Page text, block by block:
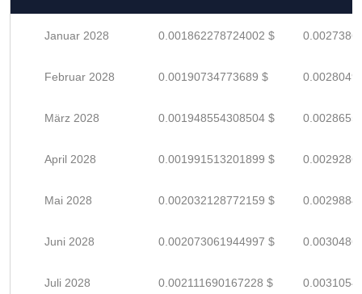
Januar 2028 0.001862278724002 $
Februar 2028 0.00190734773689 $
März 2028 0.001948554308504 $
April 2028 0.001991513201899 $
Mai 2028 0.002032128772159 $
Juni 2028 0.002073061944997 $
Juli 2028 0.002111690167228 $